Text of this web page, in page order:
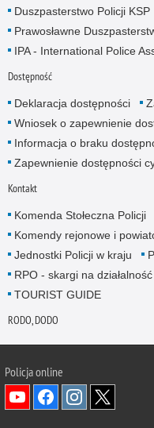
Duszpasterstwo Policji KSP
Prawosławne
IPA - International Police
Dostępność
Deklaracja dostępności
Wniosek o zapewnienie
Informacja o braku
Zapewnienie dostępności
Kontakt
Komenda Stołeczna Policji
Komendy rejonowe i
Jednostki Policji w kraju
RPO - skargi na
TOURIST GUIDE
RODO, DODO
Policja online